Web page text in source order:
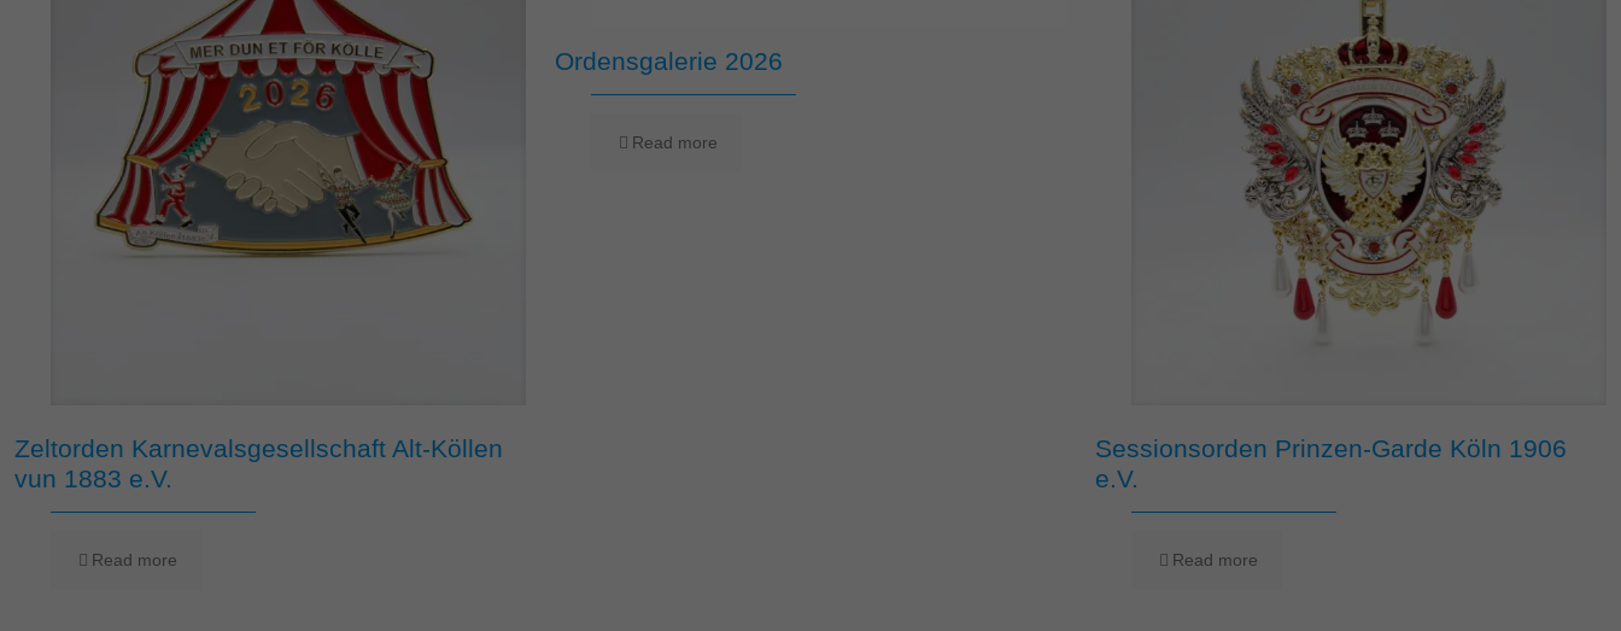
Zeltorden Karnevalsgesellschaft Alt-Köllen
vun 1883 e.V.
Read more
Ordensgalerie 2026
Read more
Sessionsorden Prinzen-Garde Köln 1906
e.V.
Read more